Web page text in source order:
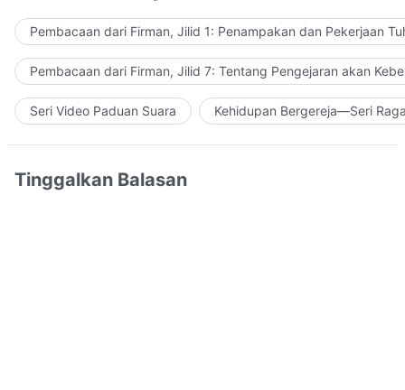
Pembacaan dari Firman, Jilid 1: Penampakan dan Pekerjaan
Pembacaan dari Firman, Jilid 7: Tentang Pengejaran akan
Seri Video Paduan Suara Kehidupan Bergereja—Seri
Tinggalkan Balasan